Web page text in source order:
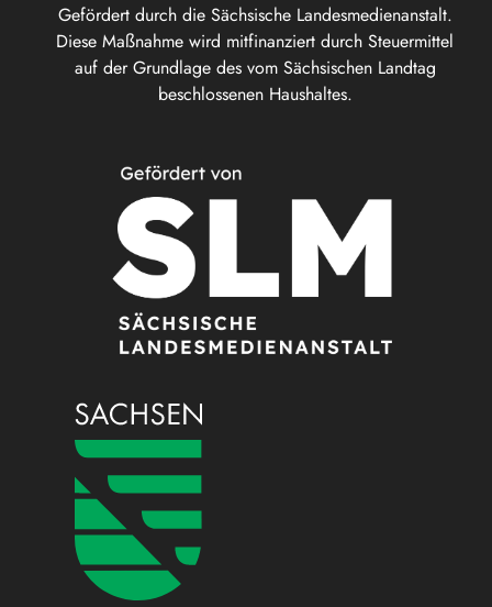
Gefördert durch die Sächsische Landesmedienanstalt.
Diese Maßnahme wird mitfinanziert durch Steuermittel
auf der Grundlage des vom Sächsischen Landtag
beschlossenen Haushaltes.